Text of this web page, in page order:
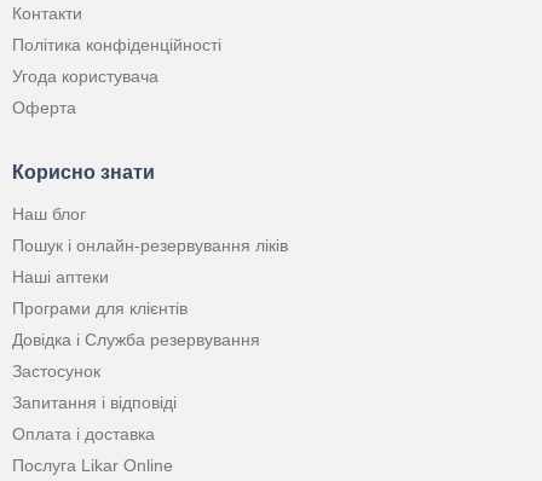
Контакти
Політика конфіденційності
Угода користувача
Оферта
Корисно знати
Наш блог
Пошук і онлайн-резервування ліків
Наші аптеки
Програми для клієнтів
Довідка і Служба резервування
Застосунок
Запитання і відповіді
Оплата і доставка
Послуга Likar Online